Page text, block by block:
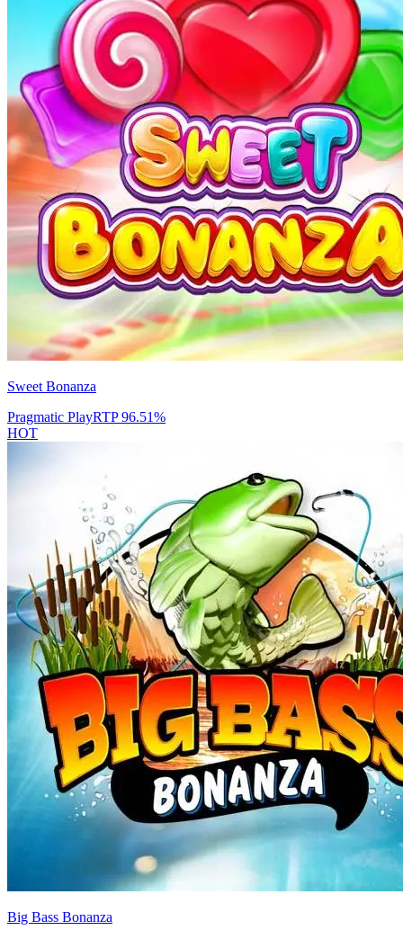
Sweet Bonanza
Pragmatic PlayRTP96.51%
HOT
Big Bass Bonanza